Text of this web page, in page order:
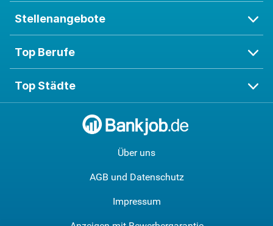
Stellenangebote
Top Berufe
Top Städte
Über uns
AGB und Datenschutz
Impressum